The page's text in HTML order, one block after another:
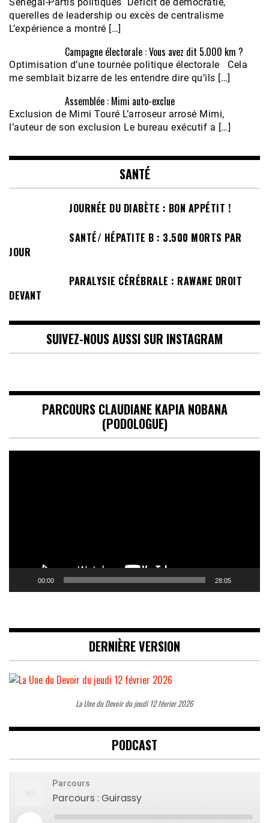
querelles de leadership ou excès de centralisme
L’expérience a montré […]
Campagne électorale : Vous avez dit 5.000 km ?
Optimisation d’une tournée politique électorale Cela
me semblait bizarre de les entendre dire qu’ils […]
Assemblée : Mimi auto-exclue
Exclusion de Mimi Touré L’arroseur arrosé Mimi,
l’auteur de son exclusion Le bureau exécutif a […]
SANTÉ
JOURNÉE DU DIABÈTE : BON APPÉTIT !
SANTÉ/ HÉPATITE B : 3.500 MORTS PAR
JOUR
PARALYSIE CÉRÉBRALE : RAWANE DROIT
DEVANT
SUIVEZ-NOUS AUSSI SUR INSTAGRAM
PARCOURS CLAUDIANE KAPIA NOBANA
(PODOLOGUE)
00:00 28:05
DERNIÈRE VERSION
La Une du Devoir du jeudi 12 février 2026
PODCAST
Parcours
Parcours : Guirassy